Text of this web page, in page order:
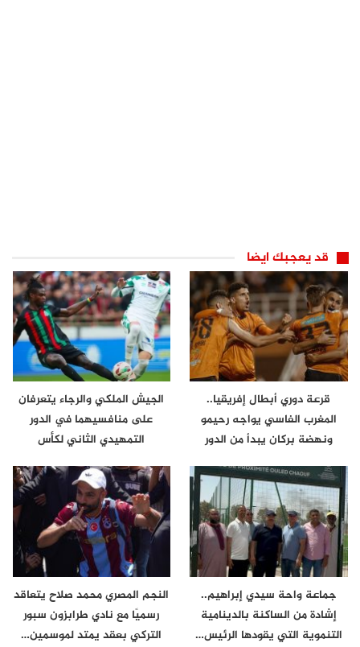
قد يعجبك ايضا
قرعة دوري أبطال إفريقيا..
المغرب الفاسي يواجه رحيمو
ونهضة بركان يبدأ من الدور
الجيش الملكي والرجاء يتعرفان
على منافسيهما في الدور
التمهيدي الثاني لكأس
جماعة واحة سيدي إبراهيم..
إشادة من الساكنة بالدينامية
التنموية التي يقودها الرئيس…
النجم المصري محمد صلاح يتعاقد
رسميًا مع نادي طرابزون سبور
التركي بعقد يمتد لموسمين…